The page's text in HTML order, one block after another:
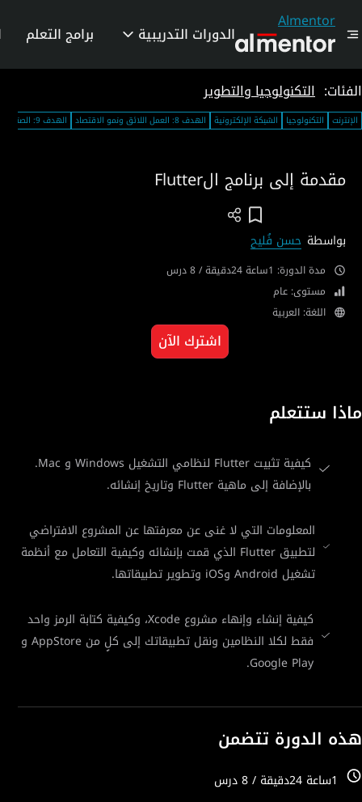
Almentor
الدورات التدريبية برامج التعلم
الفئات: التكنولوجيا والتطوير
الإنترنت التكنولوجيا الشبكة الإلكترونية الهدف 8: العمل اللائق ونمو الاقتصاد الهدف 9: الصناعة والابتكار والهياكل الأساسية
مقدمة إلى برنامج الFlutter
بواسطة حسن فُليح
مدة الدورة: 1ساعة 24دقيقة / 8 درس
مستوى: عام
اللغة: العربية
اشترك الآن
ماذا ستتعلم
كيفية تثبيت Flutter لنظامي التشغيل Windows و Mac.
بالإضافة إلى ماهية Flutter وتاريخ إنشائه.
المعلومات التي لا غنى عن معرفتها عن المشروع الافتراضي
لتطبيق Flutter الذي قمت بإنشائه وكيفية التعامل مع أنظمة
تشغيل Android وiOS وتطوير تطبيقاتها.
كيفية إنشاء وإنهاء مشروع Xcode، وكيفية كتابة الرمز واحد
فقط لكلا النظامين ونقل تطبيقاتك إلى كلٍ من AppStore و
Google Play.
هذه الدورة تتضمن